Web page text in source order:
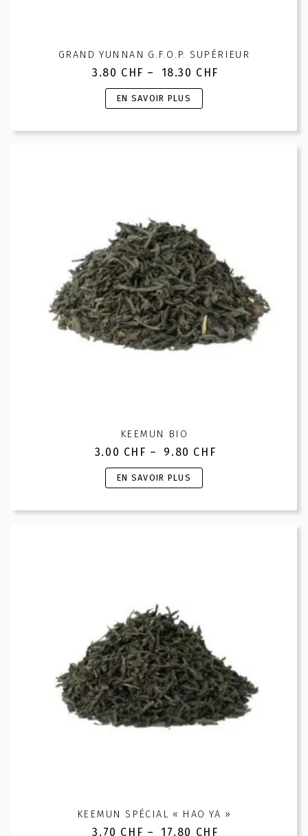
GRAND YUNNAN G.F.O.P. SUPÉRIEUR
3.80 CHF – 18.30 CHF
Plage
de
prix :
à
EN SAVOIR PLUS
Ce
produit
choisies
sur
la
page
du
produit
KEEMUN BIO
3.00 CHF – 9.80 CHF
Plage
de
prix :
à
EN SAVOIR PLUS
Ce
produit
choisies
sur
la
page
du
produit
KEEMUN SPÉCIAL « HAO YA »
3.70 CHF – 17.80 CHF